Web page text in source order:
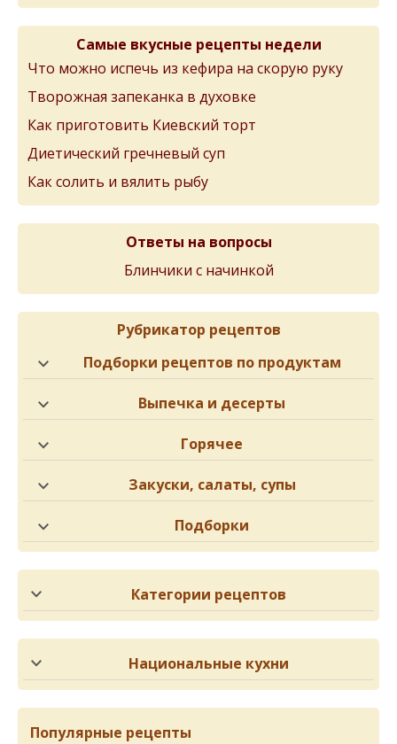
Самые вкусные рецепты недели
Что можно испечь из кефира на скорую руку
Творожная запеканка в духовке
Как приготовить Киевский торт
Диетический гречневый суп
Как солить и вялить рыбу
Ответы на вопросы
Блинчики с начинкой
Рубрикатор рецептов
Подборки рецептов по продуктам
Выпечка и десерты
Горячее
Закуски, салаты, супы
Подборки
Категории рецептов
Национальные кухни
Популярные рецепты